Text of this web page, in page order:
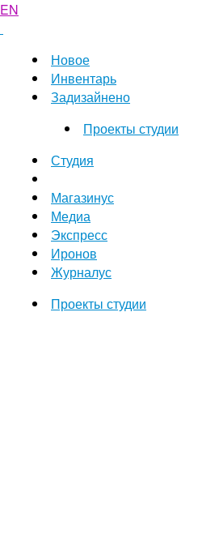
EN
Новое
Инвентарь
Задизайнено
Проекты студии
Студия
Магазинус
Медиа
Экспресс
Иронов
Журналус
Проекты студии